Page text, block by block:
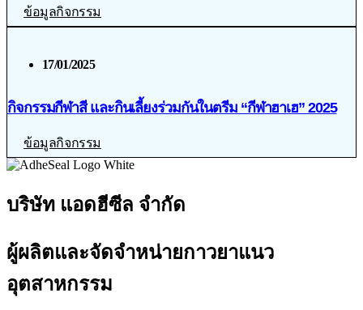
ข้อมูลกิจกรรม
17/01/2025
กิจกรรมกีฬาสี และกินเลี้ยงร่วมกันในตรีม “กีฬาฮาเฮ” 2025
ข้อมูลกิจกรรม
บริษัท แอดฮีซีล จำกัด
ผู้ผลิตและจัดจำหน่ายกาวยาแนว
อุตสาหกรรม